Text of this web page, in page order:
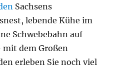
Sachsens
lebende Kühe im
Schwebebahn auf
dem Großen
erleben Sie noch viel